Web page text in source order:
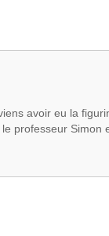
avoir eu la
professeur Simon